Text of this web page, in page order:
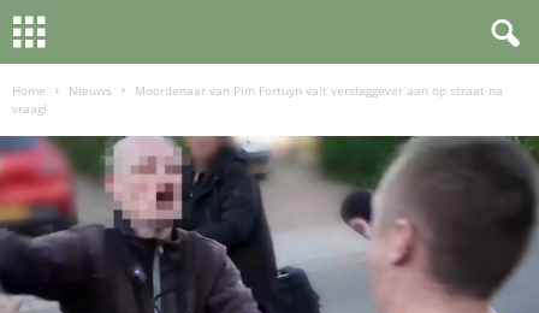
Home Nieuws
Moordenaar van Pim Fortuyn valt verslaggever aan op straat na
vraag!